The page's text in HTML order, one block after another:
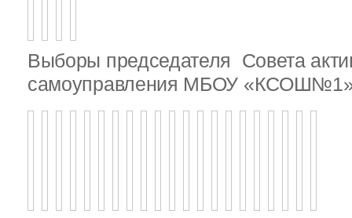
Выборы председателя Совета
самоуправления МБОУ